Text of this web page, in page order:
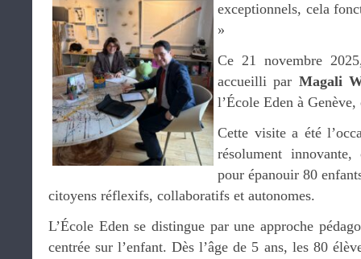
exceptionnels, cela
»
Ce 21 novembre
accueilli par Magali
l’École Eden à
Cette visite a été
résolument
pour épanouir 80
citoyens réflexifs, collaboratifs et autonomes.
L’École Eden se distingue par une approche
centrée sur l’enfant. Dès l’âge de 5 ans, les 80